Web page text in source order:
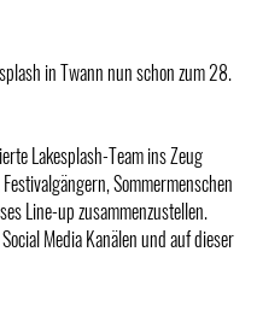
in Twann nun schon zum 28.
Lakesplash-Team ins Zeug
Sommermenschen
Line-up zusammenzustellen.
Media Kanälen und auf dieser